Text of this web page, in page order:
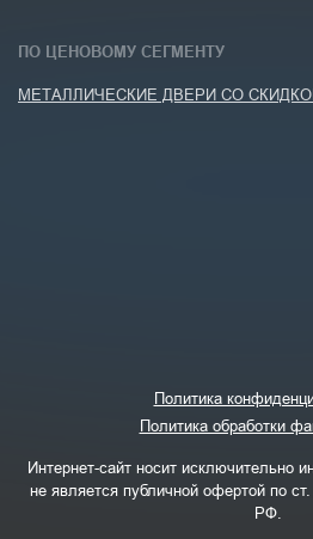
ПО ЦЕНОВОМУ СЕГМЕНТУ
МЕТАЛЛИЧЕСКИЕ ДВЕРИ СО
Политика
Политика обработки
Интернет-сайт носит исключительно
не является публичной офертой по
РФ.